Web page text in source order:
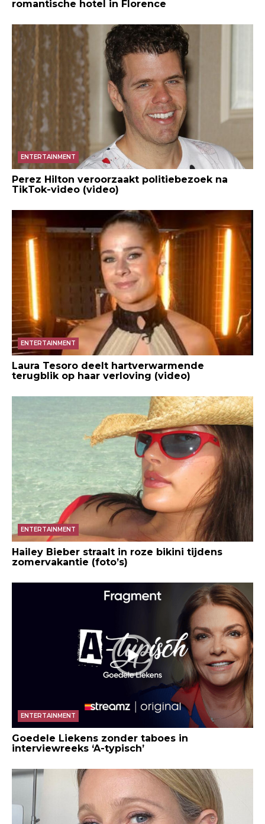
romantische hotel in Florence
ENTERTAINMENT
Perez Hilton veroorzaakt politiebezoek na
TikTok-video (video)
ENTERTAINMENT
Laura Tesoro deelt hartverwarmende
terugblik op haar verloving (video)
ENTERTAINMENT
Hailey Bieber straalt in roze bikini tijdens
zomervakantie (foto’s)
ENTERTAINMENT
Goedele Liekens zonder taboes in
interviewreeks ‘A-typisch’